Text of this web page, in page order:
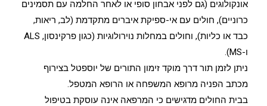
אונקולוגים (גם לפני אבחון סופי או לאחר החלמה עם תסמינים
כרוניים), חולים עם אי-ספיקת איברים מתקדמת (לב, ריאות,
כבד או כליות), וחולים במחלות נוירולוגיות (כגון פרקינסון, ALS
ו-MS).
ניתן לזמן תור דרך מוקד זימון התורים של יוספטל בצירוף
מכתב הפניה מרופא המשפחה או הרופא המטפל.
בבית החולים מדגישים כי המרפאה אינה עוסקת בטיפול